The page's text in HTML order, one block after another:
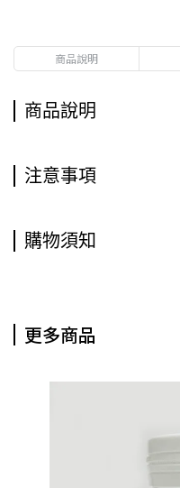
商品說明
商品說明
注意事項
購物須知
更多商品